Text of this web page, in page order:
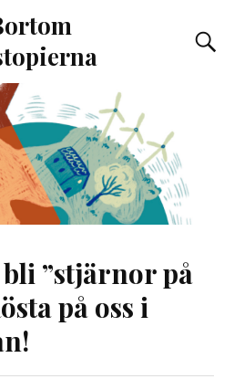
”stjärnor på
på oss i